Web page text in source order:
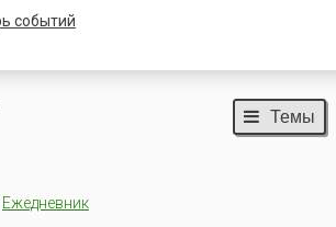
Темы
Ежедневник